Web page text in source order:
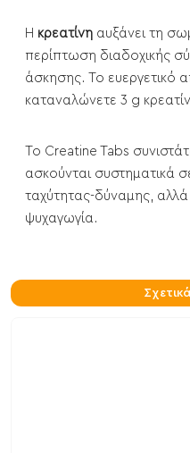
Η κρεατίνη αυξάνει τη
περίπτωση διαδοχικής
άσκησης. Το ευεργετικό
καταναλώνετε 3 g
Το Creatine Tabs
ασκούνται συστηματικά
ταχύτητας-δύναμης,
ψυχαγωγία.